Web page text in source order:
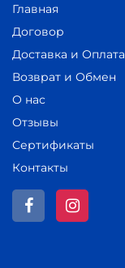
Главная
Договор
Доставка и Оплата
Возврат и Обмен
О нас
Отзывы
Сертификаты
Контакты